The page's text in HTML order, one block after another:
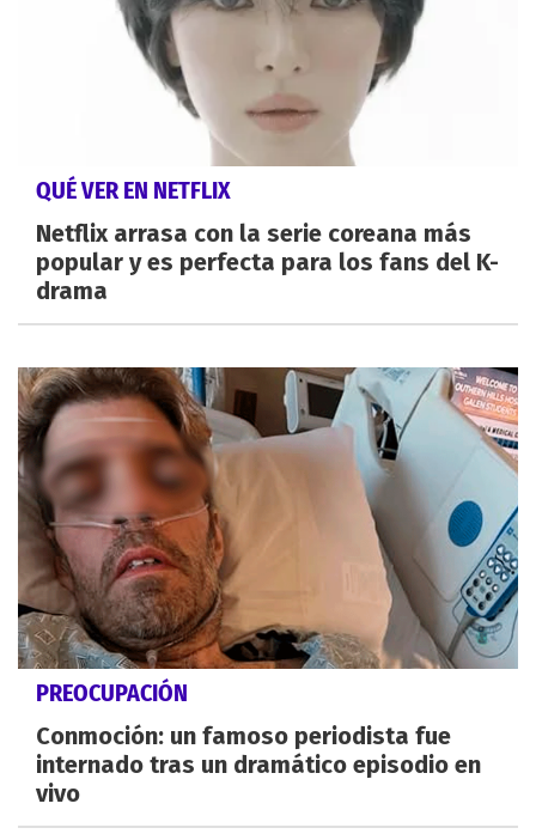
QUÉ VER EN NETFLIX
Netflix arrasa con la serie coreana más
popular y es perfecta para los fans del K-
drama
PREOCUPACIÓN
Conmoción: un famoso periodista fue
internado tras un dramático episodio en
vivo